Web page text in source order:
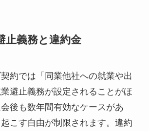
止義務と違約金
約では「同業他社への就業や出
避止義務が設定されることがほ
後も数年間有効なケースがあ
こす自由が制限されます。違約